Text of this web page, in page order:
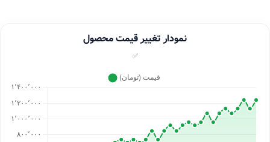
نمودار تغییر قیمت محصول
✅